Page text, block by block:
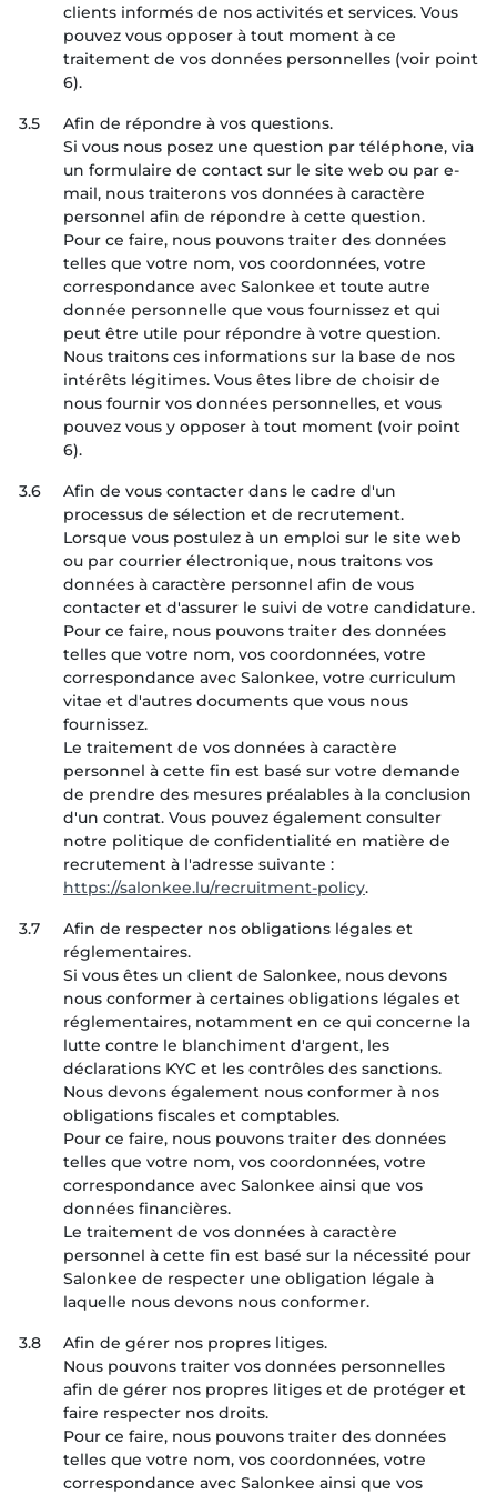
clients informés de nos activités et services. Vous
pouvez vous opposer à tout moment à ce
traitement de vos données personnelles (voir point
6).
3.5
Afin de répondre à vos questions.
Si vous nous posez une question par téléphone, via
un formulaire de contact sur le site web ou par e-
mail, nous traiterons vos données à caractère
personnel afin de répondre à cette question.
Pour ce faire, nous pouvons traiter des données
telles que votre nom, vos coordonnées, votre
correspondance avec Salonkee et toute autre
donnée personnelle que vous fournissez et qui
peut être utile pour répondre à votre question.
Nous traitons ces informations sur la base de nos
intérêts légitimes. Vous êtes libre de choisir de
nous fournir vos données personnelles, et vous
pouvez vous y opposer à tout moment (voir point
6).
3.6
Afin de vous contacter dans le cadre d'un
processus de sélection et de recrutement.
Lorsque vous postulez à un emploi sur le site web
ou par courrier électronique, nous traitons vos
données à caractère personnel afin de vous
contacter et d'assurer le suivi de votre candidature.
Pour ce faire, nous pouvons traiter des données
telles que votre nom, vos coordonnées, votre
correspondance avec Salonkee, votre curriculum
vitae et d'autres documents que vous nous
fournissez.
Le traitement de vos données à caractère
personnel à cette fin est basé sur votre demande
de prendre des mesures préalables à la conclusion
d'un contrat. Vous pouvez également consulter
notre politique de confidentialité en matière de
recrutement à l'adresse suivante :
https://salonkee.lu/recruitment-policy.
3.7
Afin de respecter nos obligations légales et
réglementaires.
Si vous êtes un client de Salonkee, nous devons
nous conformer à certaines obligations légales et
réglementaires, notamment en ce qui concerne la
lutte contre le blanchiment d'argent, les
déclarations KYC et les contrôles des sanctions.
Nous devons également nous conformer à nos
obligations fiscales et comptables.
Pour ce faire, nous pouvons traiter des données
telles que votre nom, vos coordonnées, votre
correspondance avec Salonkee ainsi que vos
données financières.
Le traitement de vos données à caractère
personnel à cette fin est basé sur la nécessité pour
Salonkee de respecter une obligation légale à
laquelle nous devons nous conformer.
3.8
Afin de gérer nos propres litiges.
Nous pouvons traiter vos données personnelles
afin de gérer nos propres litiges et de protéger et
faire respecter nos droits.
Pour ce faire, nous pouvons traiter des données
telles que votre nom, vos coordonnées, votre
correspondance avec Salonkee ainsi que vos